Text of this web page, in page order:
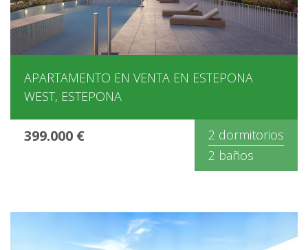
APARTAMENTO EN VENTA EN ESTEPONA
WEST, ESTEPONA
399.000 €
2 dormitorios
2 baños